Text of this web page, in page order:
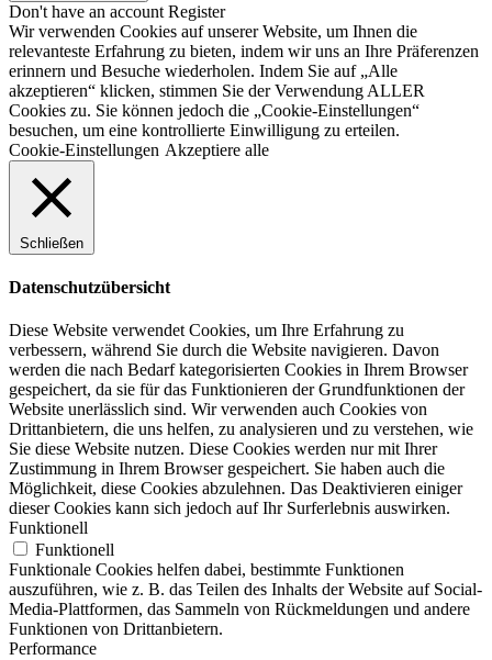
Don't have an account Register
Wir verwenden Cookies auf unserer Website, um Ihnen die
relevanteste Erfahrung zu bieten, indem wir uns an Ihre Präferenzen
erinnern und Besuche wiederholen. Indem Sie auf „Alle
akzeptieren“ klicken, stimmen Sie der Verwendung ALLER
Cookies zu. Sie können jedoch die „Cookie-Einstellungen“
besuchen, um eine kontrollierte Einwilligung zu erteilen.
Cookie-Einstellungen Akzeptiere alle
Schließen
Datenschutzübersicht
Diese Website verwendet Cookies, um Ihre Erfahrung zu
verbessern, während Sie durch die Website navigieren. Davon
werden die nach Bedarf kategorisierten Cookies in Ihrem Browser
gespeichert, da sie für das Funktionieren der Grundfunktionen der
Website unerlässlich sind. Wir verwenden auch Cookies von
Drittanbietern, die uns helfen, zu analysieren und zu verstehen, wie
Sie diese Website nutzen. Diese Cookies werden nur mit Ihrer
Zustimmung in Ihrem Browser gespeichert. Sie haben auch die
Möglichkeit, diese Cookies abzulehnen. Das Deaktivieren einiger
dieser Cookies kann sich jedoch auf Ihr Surferlebnis auswirken.
Funktionell
Funktionell
Funktionale Cookies helfen dabei, bestimmte Funktionen
auszuführen, wie z. B. das Teilen des Inhalts der Website auf Social-
Media-Plattformen, das Sammeln von Rückmeldungen und andere
Funktionen von Drittanbietern.
Performance